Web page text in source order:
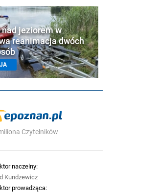
nad jeziorem w
reanimacja dwóch
Czytelników
naczelny:
Kundzewicz
prowadząca: